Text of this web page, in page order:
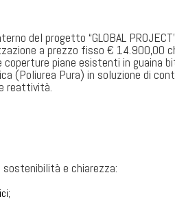
del progetto “GLOBAL
a prezzo fisso € 14.900,00
coperture piane esistenti in guaina
(Poliurea Pura) in soluzione di
reattività.
e chiarezza: